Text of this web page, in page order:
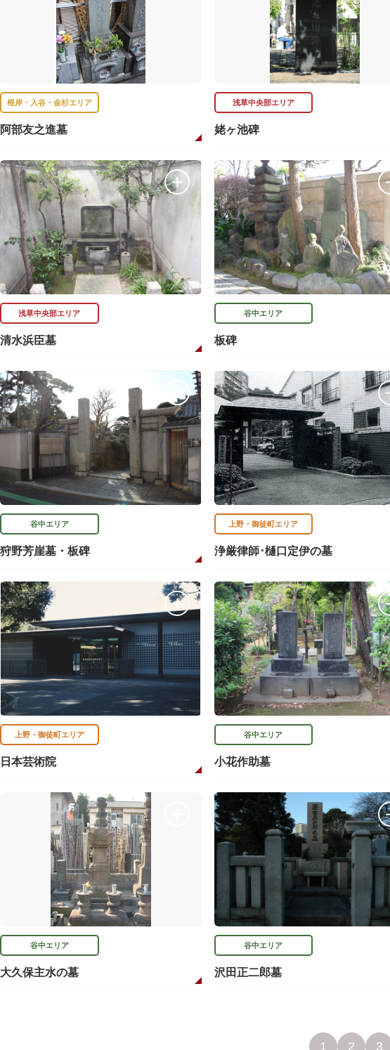
根岸・入谷・金杉エリア
阿部友之進墓
浅草中央部エリア
姥ヶ池碑
浅草中央部エリア
清水浜臣墓
谷中エリア
板碑
谷中エリア
狩野芳崖墓・板碑
上野・御徒町エリア
浄厳律師･樋口定伊の墓
上野・御徒町エリア
日本芸術院
谷中エリア
小花作助墓
谷中エリア
大久保主水の墓
谷中エリア
沢田正二郎墓
1 2 3